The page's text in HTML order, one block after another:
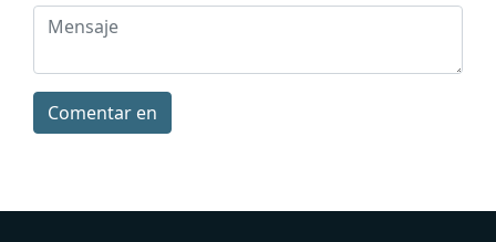
Comentar en